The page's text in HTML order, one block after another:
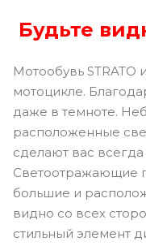
Будьте
Мотообувь STRATO
мотоцикле.
даже в темноте.
расположенные
сделают вас
Светоотражающие
большие и
видно со всех
стильный элемент